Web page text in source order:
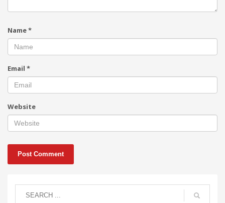
Name*
Email *
Website